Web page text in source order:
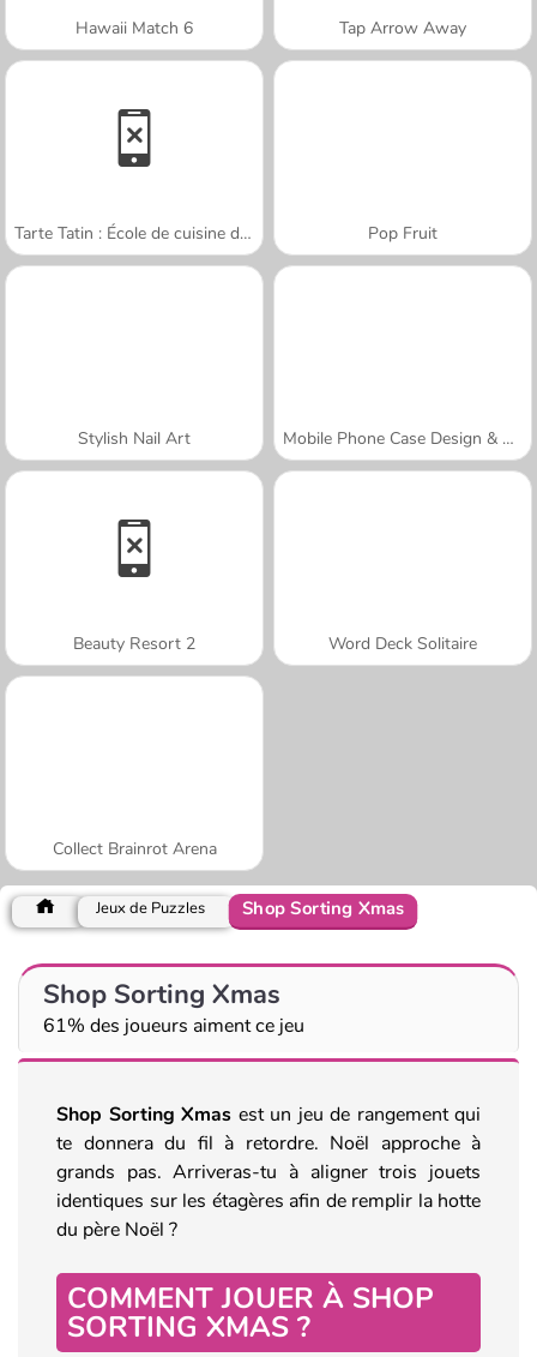
Hawaii Match 6 Tap Arrow Away
Tarte Tatin : École de cuisine de Sara Pop Fruit
Stylish Nail Art Mobile Phone Case Design & DIY
Beauty Resort 2 Word Deck Solitaire
Collect Brainrot Arena
Jeux de Puzzles Shop Sorting Xmas
Shop Sorting Xmas
61% des joueurs aiment ce jeu
Shop Sorting Xmas est un jeu de rangement qui
te donnera du fil à retordre. Noël approche à
grands pas. Arriveras-tu à aligner trois jouets
identiques sur les étagères afin de remplir la hotte
du père Noël ?
COMMENT JOUER À SHOP
SORTING XMAS ?